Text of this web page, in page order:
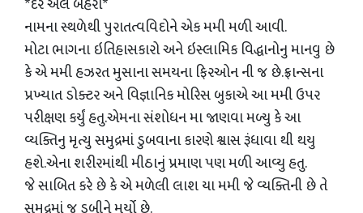
*દેર અલ બહરી*
નામના સ્થળેથી પુરાતત્વવિદોને એક મમી મળી આવી.
મોટા ભાગના ઇતિહાસકારો અને ઇસ્લામિક વિદ્ધાનોનુ માનવુ છે
કે એ મમી હઝરત મુસાના સમયના ફિરઓન ની જ છે.ફ્રાન્સના
પ્રખ્યાત ડોક્ટર અને વિજ્ઞાનિક મોરિસ બુકાએ આ મમી ઉપર
પરીક્ષણ કર્યું હતુ.એમના સંશોધન મા જાણવા મળ્યુ કે આ
વ્યક્તિનુ મૃત્યુ સમુદ્રમાં ડુબવાના કારણે શ્વાસ રૂંધાવા થી થયુ
હશે.એના શરીરમાંથી મીઠાનું પ્રમાણ પણ મળી આવ્યુ હતુ.
જે સાબિત કરે છે કે એ મળેલી લાશ યા મમી જે વ્યક્તિની છે તે